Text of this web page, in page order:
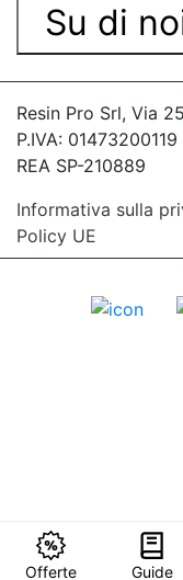
Su di
Resin Pro Srl, Via
P.IVA:
REA SP-210889
Informativa sulla
Policy UE
Offerte Guide